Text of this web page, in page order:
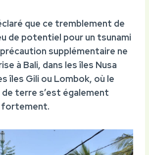
que ce tremblement de
de potentiel pour un tsunami
supplémentaire ne
à Bali, dans les îles Nusa
îles Gili ou Lombok, où le
terre s’est également